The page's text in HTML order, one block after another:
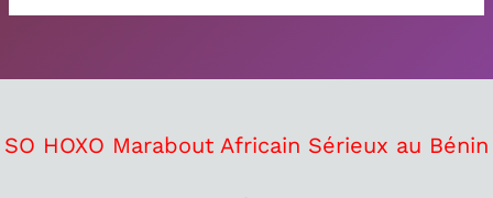
SO HOXO Marabout Africain Sérieux au Bénin